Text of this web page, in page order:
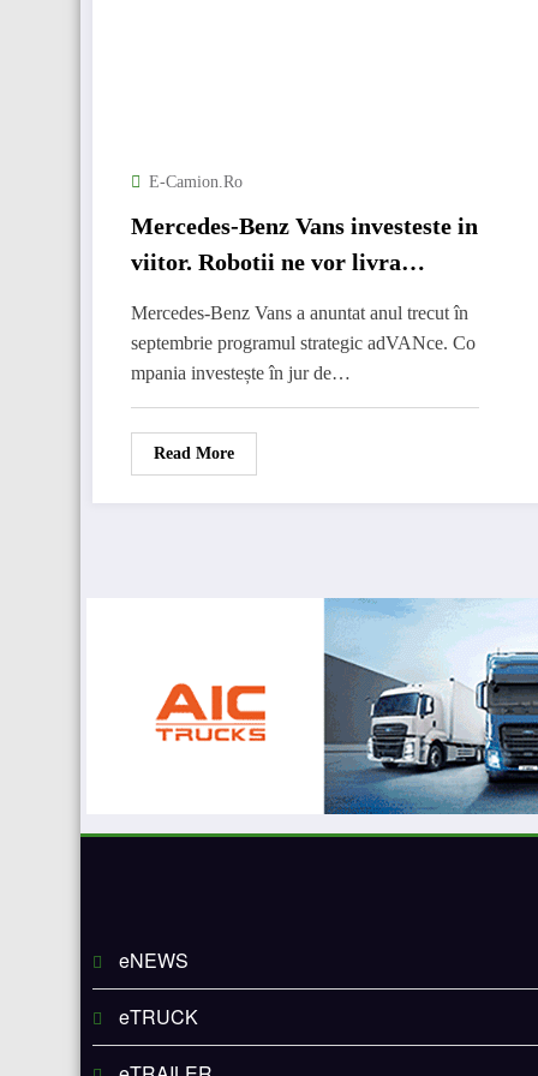
E-Camion.ro
Mercedes-Benz Vans investeste in
viitor. Robotii ne vor livra
Mercedes-Benz Vans a anuntat anul trecut în
septembrie programul strategic adVANce. Co
mpania investește în jur de…
Read More
eNEWS
eTRUCK